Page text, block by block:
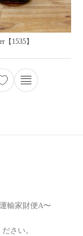
【1535】
輸家財便A〜
さい。